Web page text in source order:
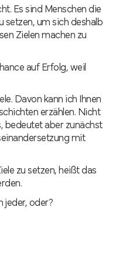
Es sind Menschen die
setzen, um sich deshalb
Zielen machen zu
auf Erfolg, weil
Davon kann ich Ihnen
erzählen. Nicht
bedeutet aber zunächst
mit
zu setzen, heißt das
jeder, oder?